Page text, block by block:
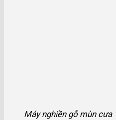
Máy nghiền gỗ mùn cưa